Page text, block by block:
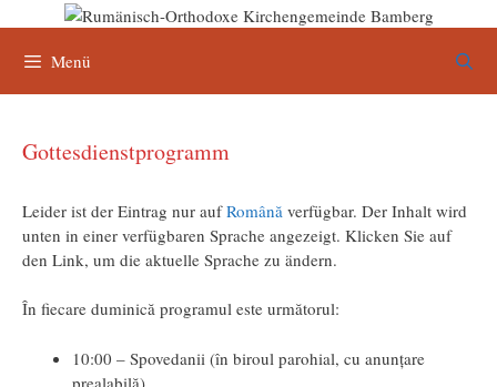
springenMenü
Gottesdienstprogramm
Leider ist der Eintrag nur aufRomână verfügbar. Der Inhalt wird
unten in einer verfügbaren Sprache angezeigt. Klicken Sie auf
den Link, um die aktuelle Sprache zu ändern.
În fiecare duminică programul este următorul:
10:00 – Spovedanii (în biroul parohial, cu anunțare
prealabilă)